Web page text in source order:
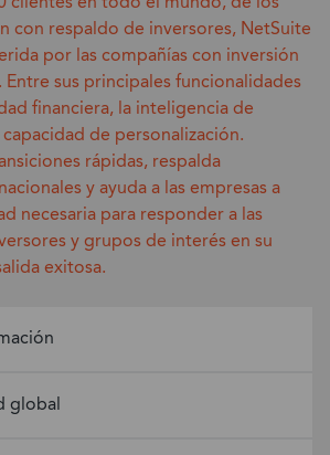
con respaldo de inversores, NetSuite
por las compañías con inversión
sus principales funcionalidades
financiera, la inteligencia de
de personalización.
rápidas, respalda
y ayuda a las empresas a
necesaria para responder a las
y grupos de interés en su
exitosa.
global